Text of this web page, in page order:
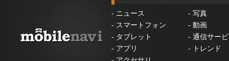
- ニュース - 写真
- スマートフォン - 動画
- タブレット - 通信サー
- アプリ -
トレンド